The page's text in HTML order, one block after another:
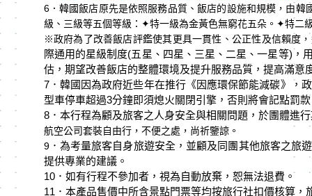
6．韓國飯店原先是依照服務品質、飯店的設施和規模，由
級、三級等五個等級： ✦特一級為金黃色無窮花五朵。 ✦特二
※政府為了改善飯店評鑑使其更具一貫性、公正性及信賴度
際通用的星級制度(五星、四星、三星、二星、一星等) ，
估，期望改善飯店的整體環境及提升服務品質，提高滿
7．韓國因為政府近些年在推行《因應環保節能減碳》，
型車停車超過3分鐘即須熄火關閉引擎，否則將會記點罰
8．本行程為顧及旅客之人身安全與相關問題，於團體進
航空公司套裝自由行，不便之處，尚祈鑒諒。
9．為考量旅客自身旅遊安全，並顧及同團其他旅客之旅
提供專業的建議。
10．如有⾏程不參加者，視為⾃動放棄，恕無法退費。
11．本產品售價中所含景點門票等均按旅行社扣價核算